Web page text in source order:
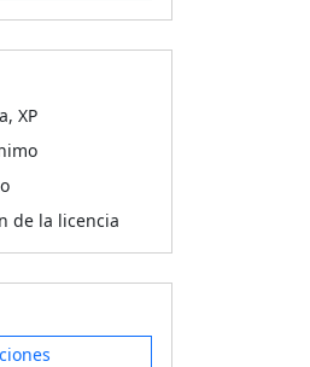
XP
de la licencia